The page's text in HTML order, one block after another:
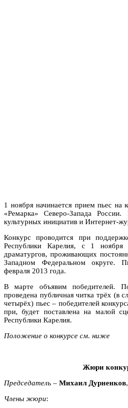
1 ноября начинается прием пьес на
«Ремарка» Северо-Запада
культурных инициатив и Интернет-
Конкурс проводится при
Республики Карелия, с 1
драматургов, проживающих
Западном Федеральном округе.
февраля 2013 года.
В марте объявим победителей.
проведена публичная читка трёх (в
четырёх) пьес – победителей
при, будет поставлена на малой
Республики Карелия.
Положение о конкурсе см. ниже
Жюри
Председатель – Михаил Дурненков
Члены жюри: